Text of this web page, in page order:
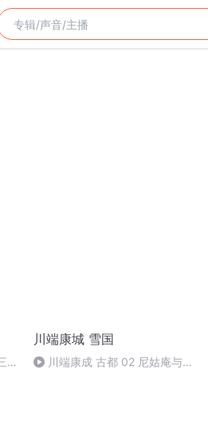
)
川端康城 雪国
川端康成 古都 02 尼姑庵与